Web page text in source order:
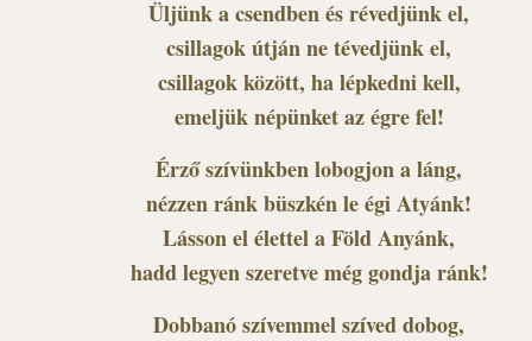
Üljünk a csendben és révedjünk el,
csillagok útján ne tévedjünk el,
csillagok között, ha lépkedni kell,
emeljük népünket az égre fel!
Érző szívünkben lobogjon a láng,
nézzen ránk büszkén le égi Atyánk!
Lásson el élettel a Föld Anyánk,
hadd legyen szeretve még gondja ránk!
Dobbanó szívemmel szíved dobog,